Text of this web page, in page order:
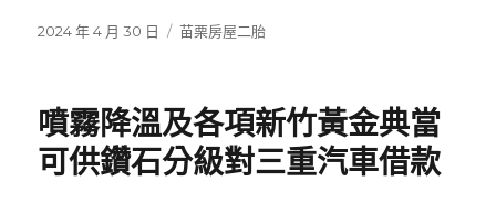
發
2024 年 4 月 30 日
分
苗栗房屋二胎
噴霧降溫及各項新竹黃金典當
可供鑽石分級對三重汽車借款